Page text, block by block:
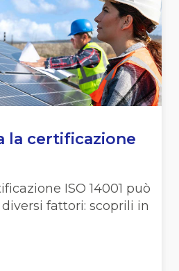
la certificazione
ISO 14001 può
fattori: scoprili in